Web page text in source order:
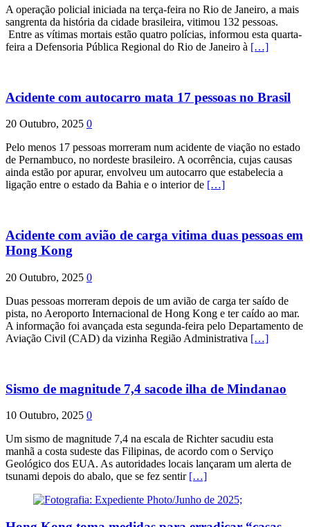
A operação policial iniciada na terça-feira no Rio de Janeiro, a mais
sangrenta da história da cidade brasileira, vitimou 132 pessoas.
Entre as vítimas mortais estão quatro polícias, informou esta quarta-
feira a Defensoria Pública Regional do Rio de Janeiro à […]
Acidente com autocarro mata 17 pessoas no Brasil
20 Outubro, 2025 0
Pelo menos 17 pessoas morreram num acidente de viação no estado
de Pernambuco, no nordeste brasileiro. A ocorrência, cujas causas
ainda estão por apurar, envolveu um autocarro que estabelecia a
ligação entre o estado da Bahia e o interior de […]
Acidente com avião de carga vitima duas pessoas em
Hong Kong
20 Outubro, 2025 0
Duas pessoas morreram depois de um avião de carga ter saído de
pista, no Aeroporto Internacional de Hong Kong e ter caído ao mar.
A informação foi avançada esta segunda-feira pelo Departamento de
Aviação Civil (CAD) da vizinha Região Administrativa […]
Sismo de magnitude 7,4 sacode ilha de Mindanao
10 Outubro, 2025 0
Um sismo de magnitude 7,4 na escala de Richter sacudiu esta
manhã a costa sudeste das Filipinas, de acordo com o Serviço
Geológico dos EUA. As autoridades locais lançaram um alerta de
tsunami depois do abalo, que se fez sentir […]